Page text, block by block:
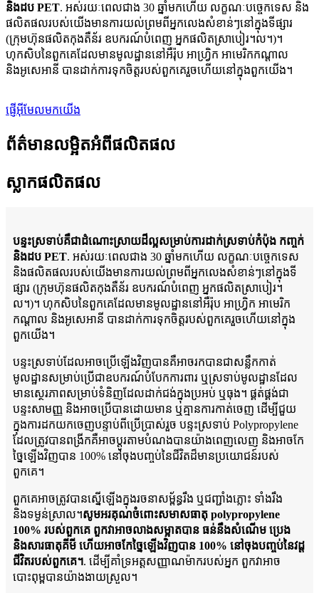
និងដប PET. អស់រយៈពេលជាង 30 ឆ្នាំមកហើយ លក្ខណៈបច្ចេកទេស និង
ផលិតផលរបស់យើងមានការយល់ព្រមពីអ្នកលេងសំខាន់ៗនៅក្នុងទីផ្សារ
(ក្រុមហ៊ុនផលិតកុងតឺន័រ ឧបករណ៍បំពេញ អ្នកផលិតស្រាបៀរ។ល។)។
ហុកសិបនៃពួកគេដែលមានមូលដ្ឋាននៅអឺរ៉ុប អាហ្រ្វិក អាមេរិកកណ្តាល
និងអូសេអានី បានដាក់ការទុកចិត្តរបស់ពួកគេរួចហើយនៅក្នុងពួកយើង។
ផ្ញើអ៊ីមែលមកយើង
ព័ត៌មានលម្អិតអំពីផលិតផល
ស្លាកផលិតផល
បន្ទះស្រទាប់គឺជាដំណោះស្រាយដ៏ល្អសម្រាប់ការដាក់ស្រទាប់កំប៉ុង កញ្ចក់
និងដប PET. អស់រយៈពេលជាង 30 ឆ្នាំមកហើយ លក្ខណៈបច្ចេកទេស
និងផលិតផលរបស់យើងមានការយល់ព្រមពីអ្នកលេងសំខាន់ៗនៅក្នុងទី
ផ្សារ (ក្រុមហ៊ុនផលិតកុងតឺន័រ ឧបករណ៍បំពេញ អ្នកផលិតស្រាបៀរ។
ល។)។ ហុកសិបនៃពួកគេដែលមានមូលដ្ឋាននៅអឺរ៉ុប អាហ្រ្វិក អាមេរិក
កណ្តាល និងអូសេអានី បានដាក់ការទុកចិត្តរបស់ពួកគេរួចហើយនៅក្នុង
ពួកយើង។
បន្ទះស្រទាប់ដែលអាចប្រើឡើងវិញបានគឺអាចរកបានជាសន្លឹកកាត់
មូលដ្ឋានសម្រាប់ប្រើជាឧបករណ៍បំបែកការពារ ឬស្រទាប់មូលដ្ឋានដែល
មានស្ថេរភាពសម្រាប់ទំនិញដែលដាក់ជង់ក្នុងប្រអប់ ឬធុង។ ផ្គត់ផ្គង់ជា
បន្ទះសាមញ្ញ និងអាចប្រើបានដោយមាន ឬគ្មានការកាត់ចេញ ដើម្បីជួយ
ក្នុងការដកយកចេញបន្ទាប់ពីប្រើប្រាស់រួច បន្ទះស្រទាប់ Polypropylene
ដែលត្រូវបានពង្រីកគឺអាចប្ដូរតាមបំណងបានយ៉ាងពេញលេញ និងអាចកែ
ច្នៃឡើងវិញបាន 100% នៅចុងបញ្ចប់នៃជីវិតដ៏មានប្រយោជន៍របស់
ពួកគេ។
ពួកគេអាចត្រូវបានស្នើឡើងក្នុងរចនាសម្ព័ន្ធរឹង ឬជញ្ជាំងភ្លោះ ទាំងរឹង
និងទម្ងន់ស្រាល។សូមអរគុណចំពោះសមាសធាតុ polypropylene
100% របស់ពួកគេ ពួកវាអាចលាងសម្អាតបាន ធន់នឹងសំណើម ប្រេង
និងសារធាតុគីមី ហើយអាចកែច្នៃឡើងវិញបាន 100% នៅចុងបញ្ចប់នៃវដ្ត
ជីវិតរបស់ពួកគេ។. ដើម្បីគាំទ្រអត្តសញ្ញាណម៉ាករបស់អ្នក ពួកវាអាច
បោះពុម្ពបានយ៉ាងងាយស្រួល។